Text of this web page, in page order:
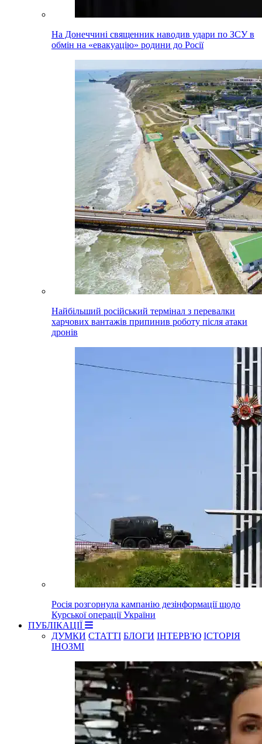
На Донеччині священник наводив удари по ЗСУ в
обмін на «евакуацію» родини до Росії
Найбільший російський термінал з перевалки
харчових вантажів припинив роботу після атаки
дронів
Росія розгорнула кампанію дезінформації щодо
Курської операції України
ПУБЛІКАЦІЇ
ДУМКИ СТАТТІ БЛОГИ ІНТЕРВ'Ю ІСТОРІЯ
ІНОЗМІ